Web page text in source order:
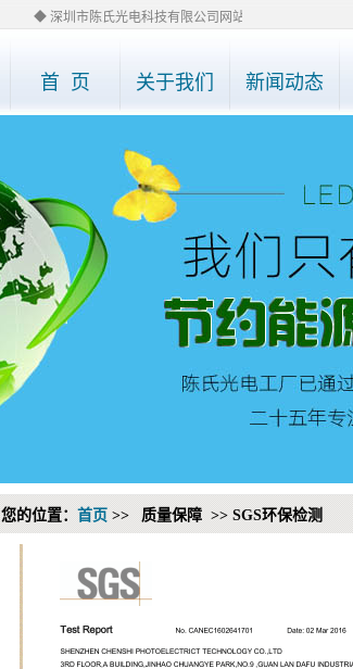
◆ 深圳市陈氏光电科技有限公司网站已经全部改版，
首 页 关于我们 新闻动态
您的位置： 首页 >> 质量保障 >> SGS环保检测